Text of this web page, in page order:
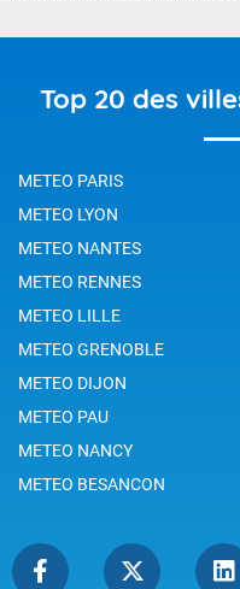
Top 20 des
METEO PARIS
METEO LYON
METEO NANTES
METEO RENNES
METEO LILLE
METEO GRENOBLE
METEO DIJON
METEO PAU
METEO NANCY
METEO BESANCON